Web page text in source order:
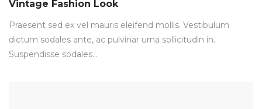
Vintage Fashion Look
Praesent sed ex vel mauris eleifend mollis. Vestibulum
dictum sodales ante, ac pulvinar urna sollicitudin in.
Suspendisse sodales…